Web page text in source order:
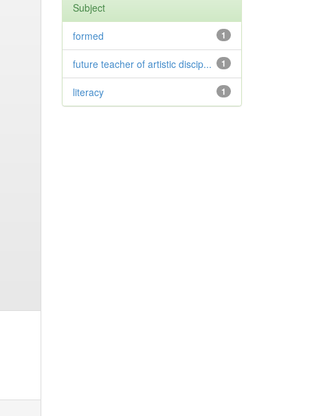
Subject
1
formed
1
future teacher of artistic discip...
1
literacy